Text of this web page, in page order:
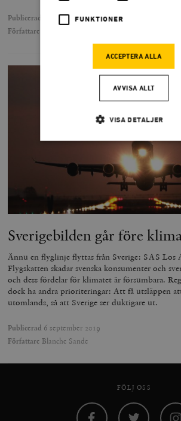
Publicerad
12 januari 2020
Författare
Sverigebilden går före
Ännu en flyglinje flyttas från Sverige: SAS Los
Flygskatten skadar svenska konsumenter och
och dess fördelar för klimatet är försumbara.
dock ha andra prioriteringar: Att få utsläppen
utomlands, så att Sverige ser duktigare ut.
Publicerad 6 september 2019
Författare Blanche Sande
FÖLJ OSS
FUNKTIONER
ACCEPTERA ALLA
AVVISA ALLT
VISA DETALJER
Strikt nödvändigt Analys
Marknadsföring
Strikt nödvändiga kakor tillåter
kärnwebbplatsfunktioner som
ordentligt utan strikt nödvändiga cookies.
Namn
woocommerce_cart_hash
_hjFirstSeen